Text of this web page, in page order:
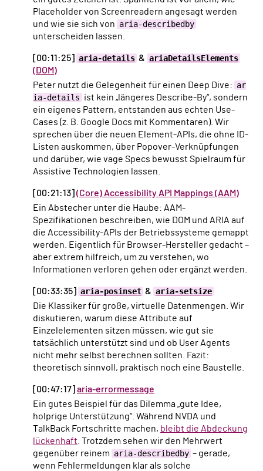
Placeholder von Screenreadern angesagt werden
und wie sie sich von aria-describedby
unterscheiden lassen.
[00:11:25] aria-details & ariaDetailsElements
(DOM)
Peter nutzt die Gelegenheit für einen Deep Dive: ar
ia-details ist kein „längeres Describe-By“, sondern
ein eigenes Pattern, entstanden aus echten Use-
Cases (z. B. Google Docs mit Kommentaren). Wir
sprechen über die neuen Element-APIs, die ohne ID-
Listen auskommen, über Popover-Verknüpfungen
und darüber, wie vage Specs bewusst Spielraum für
Assistive Technologien lassen.
[00:21:13] (Core) Accessibility API Mappings (AAM)
Ein Abstecher unter die Haube: AAM-
Spezifikationen beschreiben, wie DOM und ARIA auf
die Accessibility-APIs der Betriebssysteme gemappt
werden. Eigentlich für Browser-Hersteller gedacht –
aber extrem hilfreich, um zu verstehen, wo
Informationen verloren gehen oder ergänzt werden.
[00:33:35] aria-posinset & aria-setsize
Die Klassiker für große, virtuelle Datenmengen. Wir
diskutieren, warum diese Attribute auf
Einzelelementen sitzen müssen, wie gut sie
tatsächlich unterstützt sind und ob User Agents
nicht mehr selbst berechnen sollten. Fazit:
theoretisch sinnvoll, praktisch noch eine Baustelle.
[00:47:17] aria-errormessage
Ein gutes Beispiel für das Dilemma „gute Idee,
holprige Unterstützung“. Während NVDA und
TalkBack Fortschritte machen, bleibt die Abdeckung
lückenhaft . Trotzdem sehen wir den Mehrwert
gegenüber reinem aria-describedby – gerade,
wenn Fehlermeldungen klar als solche